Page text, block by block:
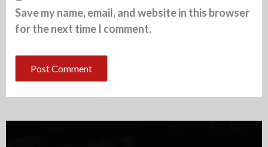
Save my name, email, and website in this browser
for the next time I comment.